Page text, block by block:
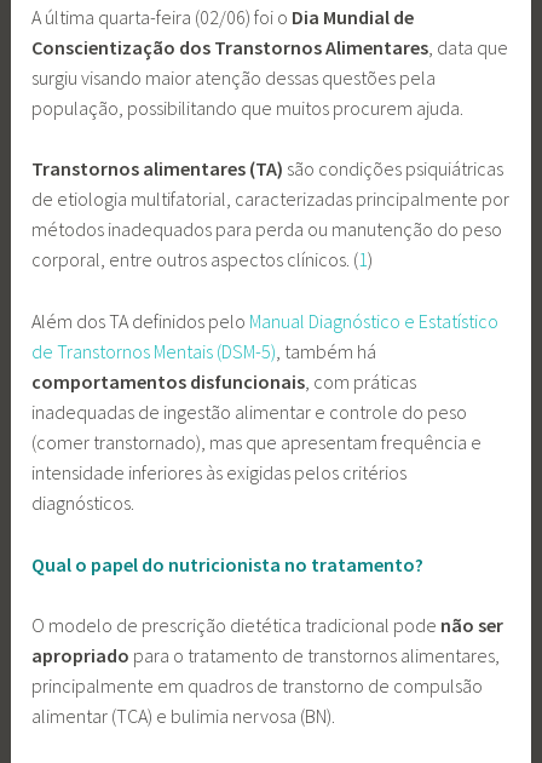
A última quarta-feira (02/06) foi o Dia Mundial de
Conscientização dos Transtornos Alimentares , data que
surgiu visando maior atenção dessas questões pela
população, possibilitando que muitos procurem ajuda.
Transtornos alimentares (TA) são condições psiquiátricas
de etiologia multifatorial, caracterizadas principalmente por
métodos inadequados para perda ou manutenção do peso
corporal, entre outros aspectos clínicos. (1)
Além dos TA definidos pelo Manual Diagnóstico e Estatístico
de Transtornos Mentais (DSM-5), também há
comportamentos disfuncionais, com práticas
inadequadas de ingestão alimentar e controle do peso
(comer transtornado), mas que apresentam frequência e
intensidade inferiores às exigidas pelos critérios
diagnósticos.
Qual o papel do nutricionista no tratamento?
O modelo de prescrição dietética tradicional pode não ser
apropriado para o tratamento de transtornos alimentares,
principalmente em quadros de transtorno de compulsão
alimentar (TCA) e bulimia nervosa (BN).